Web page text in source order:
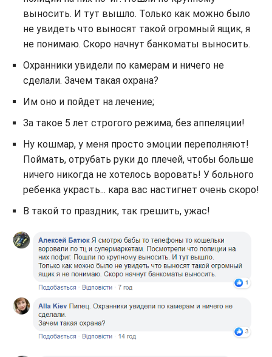
выносить. И тут вышло. Только как можно было
не увидеть что выносят такой огромный ящик, я
не понимаю. Скоро начнут банкоматы выносить.
Охранники увидели по камерам и ничего не
сделали. Зачем такая охрана?
Им оно и пойдет на лечение;
За такое 5 лет строгого режима, без аппеляции!
Ну кошмар, у меня просто эмоции переполняют!
Поймать, отрубать руки до плечей, чтобы больше
ничего никогда не хотелось воровать! У больного
ребенка украсть... кара вас настигнет очень скоро!
В такой то праздник, так грешить, ужас!